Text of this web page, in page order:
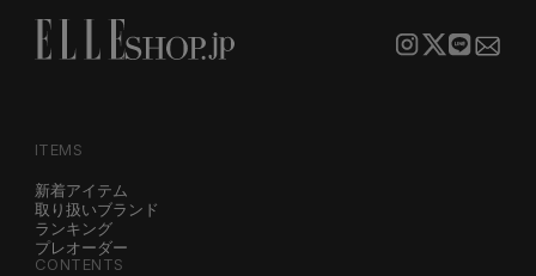
ITEMS
新着アイテム
取り扱いブランド
ランキング
プレオーダー
CONTENTS